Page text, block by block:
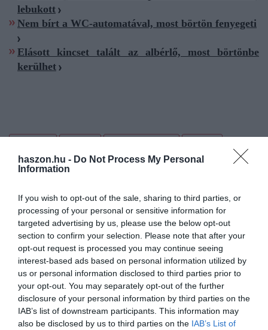
haszon.hu - Do Not Process My Personal
Information
If you wish to opt-out of the sale, sharing to third parties, or
processing of your personal or sensitive information for
targeted advertising by us, please use the below opt-out
section to confirm your selection. Please note that after your
opt-out request is processed you may continue seeing
interest-based ads based on personal information utilized by
us or personal information disclosed to third parties prior to
your opt-out. You may separately opt-out of the further
disclosure of your personal information by third parties on the
IAB’s list of downstream participants. This information may
also be disclosed by us to third parties on the IAB’s List of
lebukott
Nem bírt a WC-automatával, most börtön fenyegeti
Elásott kincset talált az albérlő, most börtönbe
kerülhet
lebukás